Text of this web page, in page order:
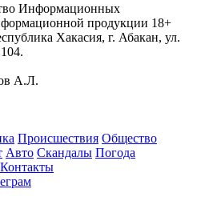
Информационных
продукции 18+
Хакасия, г. Абакан, ул.
А.Л.
Происшествия Общество
Авто Скандалы Погода
Контакты